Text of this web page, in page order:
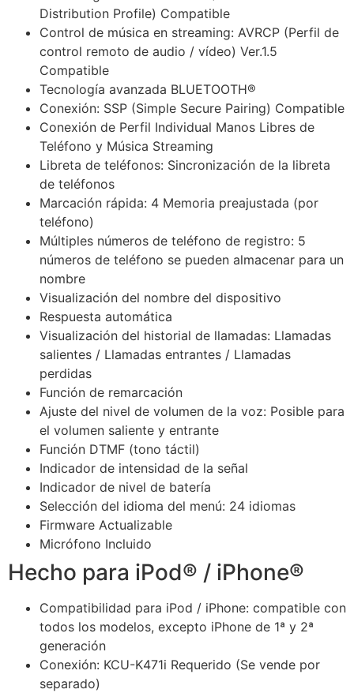
Distribution Profile) Compatible
Control de música en streaming: AVRCP (Perfil de
control remoto de audio / vídeo) Ver.1.5
Compatible
Tecnología avanzada BLUETOOTH®
Conexión: SSP (Simple Secure Pairing) Compatible
Conexión de Perfil Individual Manos Libres de
Teléfono y Música Streaming
Libreta de teléfonos: Sincronización de la libreta
de teléfonos
Marcación rápida: 4 Memoria preajustada (por
teléfono)
Múltiples números de teléfono de registro: 5
números de teléfono se pueden almacenar para un
nombre
Visualización del nombre del dispositivo
Respuesta automática
Visualización del historial de llamadas: Llamadas
salientes / Llamadas entrantes / Llamadas
perdidas
Función de remarcación
Ajuste del nivel de volumen de la voz: Posible para
el volumen saliente y entrante
Función DTMF (tono táctil)
Indicador de intensidad de la señal
Indicador de nivel de batería
Selección del idioma del menú: 24 idiomas
Firmware Actualizable
Micrófono Incluido
Hecho para iPod® / iPhone®
Compatibilidad para iPod / iPhone: compatible con
todos los modelos, excepto iPhone de 1ª y 2ª
generación
Conexión: KCU-K471i Requerido (Se vende por
separado)